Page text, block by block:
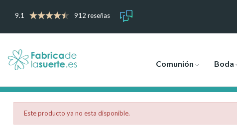
9.1 912 reseñas
Comunión Boda
Este producto ya no esta disponible.